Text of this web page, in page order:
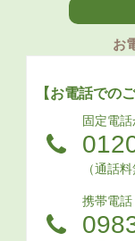
お
【お電話での
固定電
（通話料
携帯電話